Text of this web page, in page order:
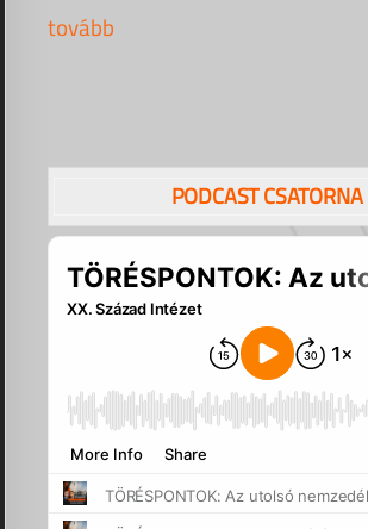
tovább
PODCAST CSATORNA